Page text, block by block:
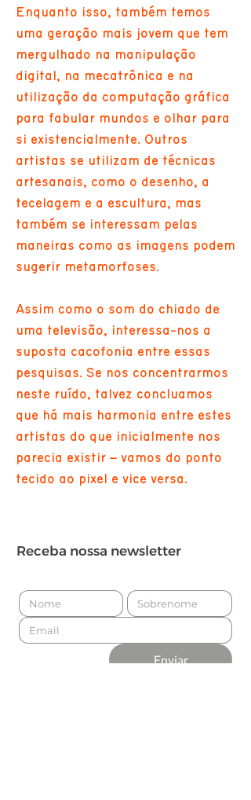
Enquanto isso, também temos
uma geração mais jovem que tem
mergulhado na manipulação
digital, na mecatrônica e na
utilização da computação gráfica
para fabular mundos e olhar para
si existencialmente. Outros
artistas se utilizam de técnicas
artesanais, como o desenho, a
tecelagem e a escultura, mas
também se interessam pelas
maneiras como as imagens podem
sugerir metamorfoses.
Assim como o som do chiado de
uma televisão, interessa-nos a
suposta cacofonia entre essas
pesquisas. Se nos concentrarmos
neste ruído, talvez concluamos
que há mais harmonia entre estes
artistas do que inicialmente nos
parecia existir – vamos do ponto
tecido ao pixel e vice versa.
Receba nossa newsletter
Enviar